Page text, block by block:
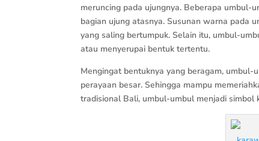
meruncing pada ujungnya. Beberapa umbul-
bagian ujung atasnya. Susunan warna pada
yang saling bertumpuk. Selain itu, umbul-
atau menyerupai bentuk tertentu.
Mengingat bentuknya yang beragam,
perayaan besar. Sehingga mampu
tradisional Bali, umbul-umbul menjadi